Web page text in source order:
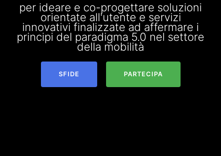
per ideare e co-progettare soluzioni
orientate all'utente e servizi
innovativi finalizzate ad affermare i
principi del paradigma 5.0 nel settore
della mobilità
SFIDE PARTECIPA